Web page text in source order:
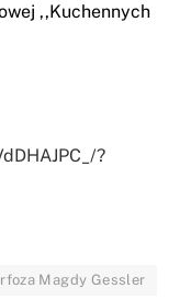
,,Kuchennych
?
Magdy Gessler